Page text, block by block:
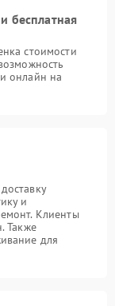
бесплатная
стоимости
онлайн на
и
Клиенты
Также
для